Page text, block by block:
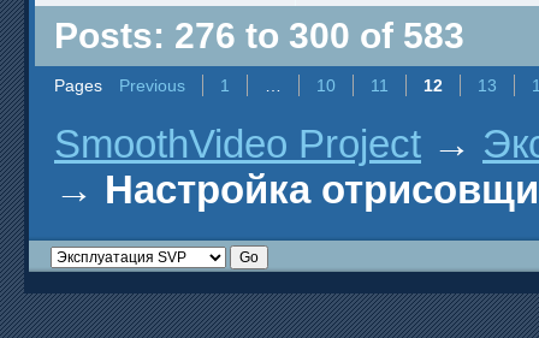
Posts: 276 to 300 of 583
Pages Previous 1 10 11 12 13
SmoothVideo Project →
→ Настройка